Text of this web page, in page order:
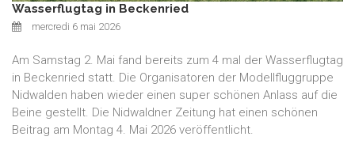
Wasserflugtag in Beckenried
mercredi 6 mai 2026
Am Samstag 2. Mai fand bereits zum 4 mal der Wasserflugtag
in Beckenried statt. Die Organisatoren der Modellfluggruppe
Nidwalden haben wieder einen super schönen Anlass auf die
Beine gestellt. Die Nidwaldner Zeitung hat einen schönen
Beitrag am Montag 4. Mai 2026 veröffentlicht.